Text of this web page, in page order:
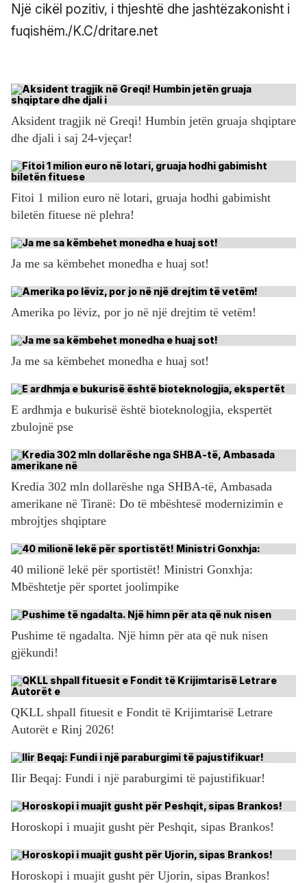
Një cikël pozitiv, i thjeshtë dhe jashtëzakonisht i
fuqishëm./K.C/dritare.net
Aksident tragjik në Greqi! Humbin jetën gruaja shqiptare
dhe djali i saj 24-vjeçar!
Fitoi 1 milion euro në lotari, gruaja hodhi gabimisht
biletën fituese në plehra!
Ja me sa këmbehet monedha e huaj sot!
Amerika po lëviz, por jo në një drejtim të vetëm!
Ja me sa këmbehet monedha e huaj sot!
E ardhmja e bukurisë është bioteknologjia, ekspertët
zbulojnë pse
Kredia 302 mln dollarëshe nga SHBA-të, Ambasada
amerikane në Tiranë: Do të mbështesë modernizimin e
mbrojtjes shqiptare
40 milionë lekë për sportistët! Ministri Gonxhja:
Mbështetje për sportet joolimpike
Pushime të ngadalta. Një himn për ata që nuk nisen
gjëkundi!
QKLL shpall fituesit e Fondit të Krijimtarisë Letrare
Autorët e Rinj 2026!
Ilir Beqaj: Fundi i një paraburgimi të pajustifikuar!
Horoskopi i muajit gusht për Peshqit, sipas Brankos!
Horoskopi i muajit gusht për Ujorin, sipas Brankos!